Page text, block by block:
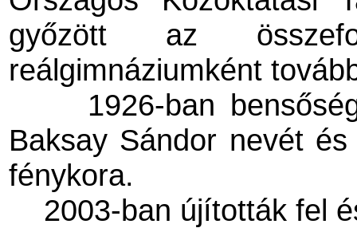
győzött az
reálgimnáziumként
1926-ban
Baksay Sándor nevét
fénykora.
2003-ban újították fel